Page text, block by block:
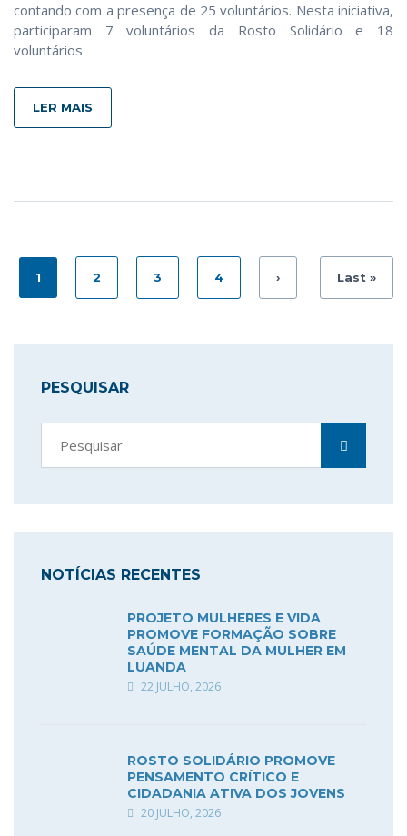
contando com a presença de 25 voluntários. Nesta iniciativa,
participaram 7 voluntários da Rosto Solidário e 18
voluntários
LER MAIS
1 2 3 4 › Last »
PESQUISAR
NOTÍCIAS RECENTES
PROJETO MULHERES E VIDA
PROMOVE FORMAÇÃO SOBRE
SAÚDE MENTAL DA MULHER EM
LUANDA
22 JULHO, 2026
ROSTO SOLIDÁRIO PROMOVE
PENSAMENTO CRÍTICO E
CIDADANIA ATIVA DOS JOVENS
20 JULHO, 2026